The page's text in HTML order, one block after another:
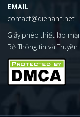
EMAIL
contact@dienanh.net
Giấy phép thiết lập
Bộ Thông tin và